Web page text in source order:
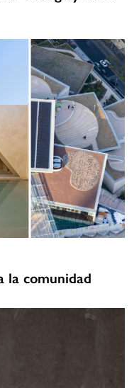
la comunidad